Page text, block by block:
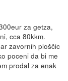
za getza,
cca 80kkm.
zavornih ploščic
poceni da bi me
prodal za enak